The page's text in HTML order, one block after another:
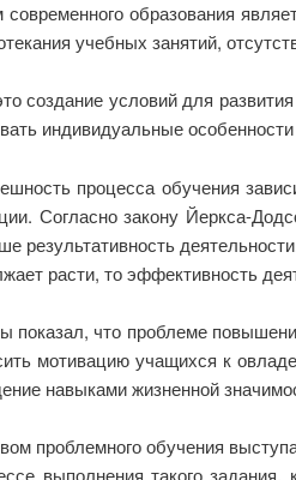
образования
учебных занятий,
создание условий для
индивидуальные особенности
процесса обучения
Согласно закону Йеркса-
результативность
расти, то эффективность
показал, что проблеме
мотивацию учащихся к
навыками жизненной
проблемного обучения